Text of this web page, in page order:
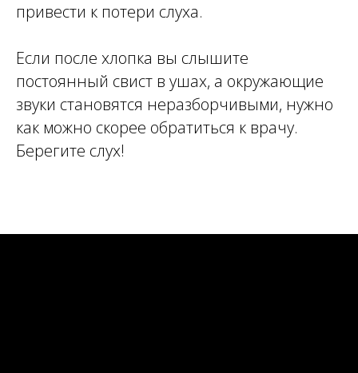
привести к потери слуха.
Если после хлопка вы слышите
постоянный свист в ушах, а окружающие
звуки становятся неразборчивыми, нужно
как можно скорее обратиться к врачу.
Берегите слух!